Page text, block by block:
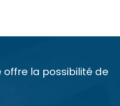
la possibilité de